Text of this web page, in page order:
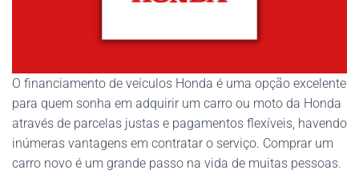
O financiamento de veículos Honda é uma opção excelente
para quem sonha em adquirir um carro ou moto da Honda
através de parcelas justas e pagamentos flexíveis, havendo
inúmeras vantagens em contratar o serviço. Comprar um
carro novo é um grande passo na vida de muitas pessoas.